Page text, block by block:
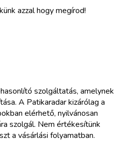
azzal hogy megírod!
szolgáltatás, amelynek
A Patikaradar kizárólag a
elérhető, nyilvánosan
szolgál. Nem értékesítünk
a vásárlási folyamatban.